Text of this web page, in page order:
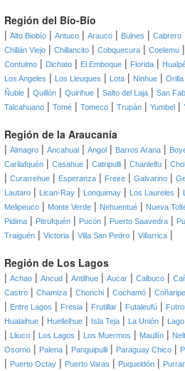
Región del Bío-Bío
| Alto Biobío | Antuco | Arauco | Bulnes | Cabrero
Chillán Viejo | Chillancito | Cobquecura | Coelemu |
Contulmo | Dichato | El Emboque | Florida |
Los Angeles | Los Lleuques | Lota | Ninhue | Orilla
Ñuble | Quillón | Quirihue | Salto del Laja | San
Talcahuano | Tomé | Tomeco | Trupán | Yumbel |
Región de la Araucanía
| Almagro | Ancahual | Angol | Barros Arana |
Carilafquén | Casahue | Catripulli | Chanlelfu |
| Curarrehue | Esperanza | Freire | Galvarino |
Lautaro | Lican-Ray | Lonquimay | Los Laureles |
Melipeuco | Monte Verde | Nehuentué | Nueva
Pidima | Pitrufquén | Pucón | Puerto Saavedra |
Traiguén | Victoria | Villa San Pedro | Villarrica |
Región de Los Lagos
| Achao | Ancud | Antilhue | Aucar | Calbuco |
Castro | Chamiza | Chonchi | Cochamó | Coñaripe
| Entre Lagos | Fresia | Frutillar | Futaleufú |
Hualaihue | Huellelhue | Isla Teja | La Unión |
| Lliuco | Los Lagos | Los Muermos | Maullín |
Osorno | Palena | Panguipulli | Paraguay Chico |
| Puerto Octay | Puerto Varas | Puqueldón |